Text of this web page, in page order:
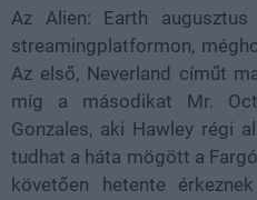
Az Alien: Earth
streamingplatformon,
Az első, Neverland címűt
míg a másodikat Mr.
Gonzales, aki Hawley régi
tudhat a háta mögött a
követően hetente